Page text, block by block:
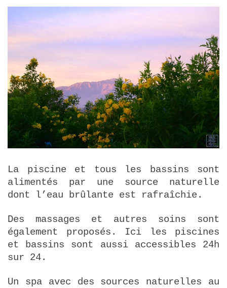
La piscine et tous les bassins sont
alimentés par une source naturelle
dont l’eau brûlante est rafraîchie.
Des massages et autres soins sont
également proposés. Ici les piscines
et bassins sont aussi accessibles 24h
sur 24.
Un spa avec des sources naturelles au